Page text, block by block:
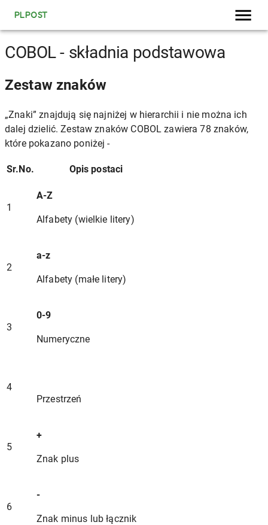
PLPOST
COBOL - składnia podstawowa
Zestaw znaków
„Znaki” znajdują się najniżej w hierarchii i nie można ich
dalej dzielić. Zestaw znaków COBOL zawiera 78 znaków,
które pokazano poniżej -
Sr.No. Opis postaci
1
A-Z
Alfabety (wielkie litery)
2
a-z
Alfabety (małe litery)
3
0-9
Numeryczne
4
Przestrzeń
5
+
Znak plus
6
-
Znak minus lub łącznik